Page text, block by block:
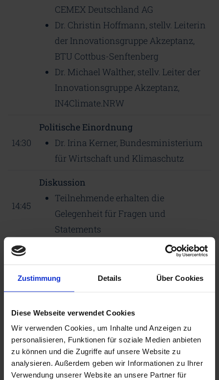
Zustimmung Details Über Cookies
Diese Webseite verwendet Cookies
Wir verwenden Cookies, um Inhalte und Anzeigen zu
personalisieren, Funktionen für soziale Medien anbieten
zu können und die Zugriffe auf unsere Website zu
analysieren. Außerdem geben wir Informationen zu Ihrer
Verwendung unserer Website an unsere Partner für
CEMEX Deutschland AG
Dr. Christin Hoffmann, stellv. Leiterin
der Innovationsgruppe Akzeptanz,
BTU Cottbus-Senftenberg
Dr. Michael Walther, stellv. Leiter der
Innovationsgruppe Akzeptanz,
IN4Climate.NRW
14:30
Politische Einordnung
Dr. Irina Kerner, Bundesministerium
für Wirtschaft und Klimaschutz
14:45
Diskussion
Teilnehmende erhalten die
Gelegenheit für Fragen und
Statements
15:15
Öffentlichkeitsarbeit zur Förderung der
Verfahren zur Bürgerbeteiligung an
Maximilian Laufer, Currenta GmbH &
Co. OHG
15:45 Fazit und Ausblick